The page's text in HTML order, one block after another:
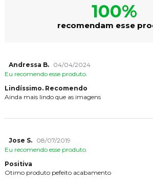
100%
recomendam esse
Andressa B.
04/04/2024
Eu recomendo esse produto.
Lindíssimo. Recomendo
Ainda mais lindo que as imagens
Jose S.
08/07/2019
Eu recomendo esse produto.
Positiva
Otimo produto pefeito acabamento